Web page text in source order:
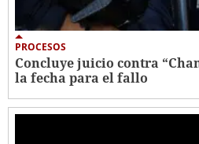
PROCESOS
Concluye juicio contra
la fecha para el fallo